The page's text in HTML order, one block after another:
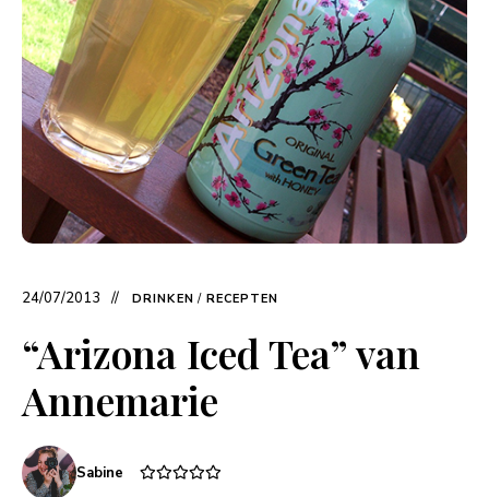
24/07/2013 DRINKEN / RECEPTEN
“Arizona Iced Tea” van
Annemarie
Sabine